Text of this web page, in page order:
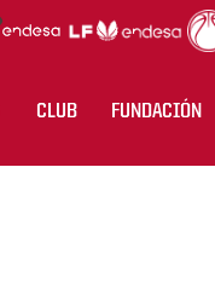
CLUB FUNDACIÓN